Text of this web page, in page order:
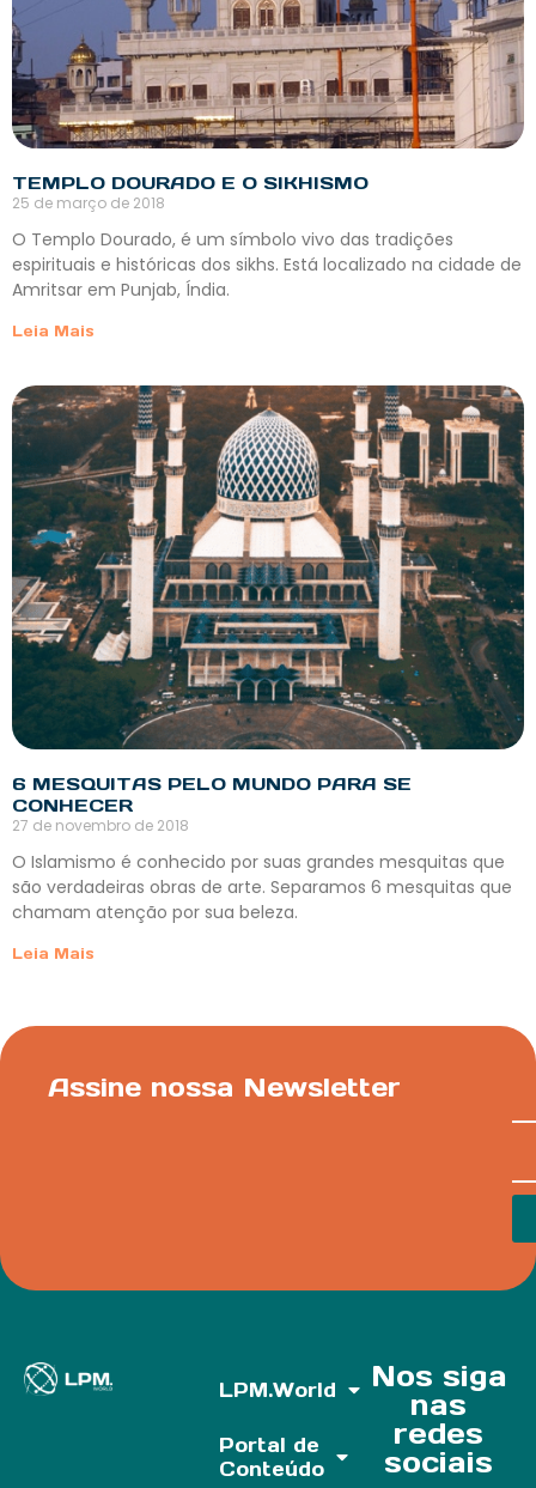
TEMPLO DOURADO E O SIKHISMO
25 de março de 2018
O Templo Dourado, é um símbolo vivo das tradições
espirituais e históricas dos sikhs. Está localizado na cidade de
Amritsar em Punjab, Índia.
Leia Mais
6 MESQUITAS PELO MUNDO PARA SE
CONHECER
27 de novembro de 2018
O Islamismo é conhecido por suas grandes mesquitas que
são verdadeiras obras de arte. Separamos 6 mesquitas que
chamam atenção por sua beleza.
Leia Mais
Assine nossa Newsletter
LPM.World
Portal de
Conteúdo
Nos siga
nas
redes
sociais